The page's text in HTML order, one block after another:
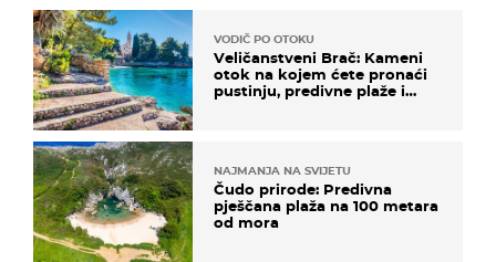
VODIČ PO OTOKU
Veličanstveni Brač: Kameni
otok na kojem ćete pronaći
pustinju, predivne plaže i
NAJMANJA NA SVIJETU
Čudo prirode: Predivna
pješčana plaža na 100 metara
od mora